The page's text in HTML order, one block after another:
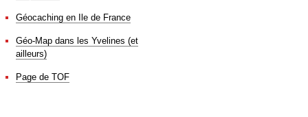
Géocaching en Ile de France
Géo-Map dans les Yvelines (et
ailleurs)
Page de TOF